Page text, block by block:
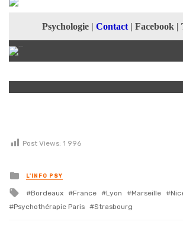
Psychologie| Contact| Facebook|
Post Views: 1 996
Posted in
L'INFO PSY
Tagged with
Bordeaux France Lyon Marseille
Psychothérapie Paris
Strasbourg